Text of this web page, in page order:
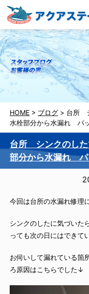
HOME > ブログ > 台所
水栓部分から水漏れ パ
台所 シンクのし
部分から水漏れ パ
今回は台所の水漏れ修理
シンクのしたに気づいた
っても次の日にはできて
お伺いして漏れている箇
ろ原因はこちらでした↓